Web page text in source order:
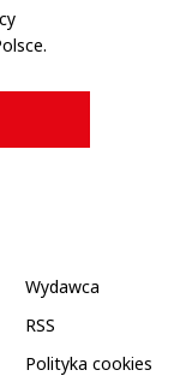
Wydawca
RSS
Polityka cookies